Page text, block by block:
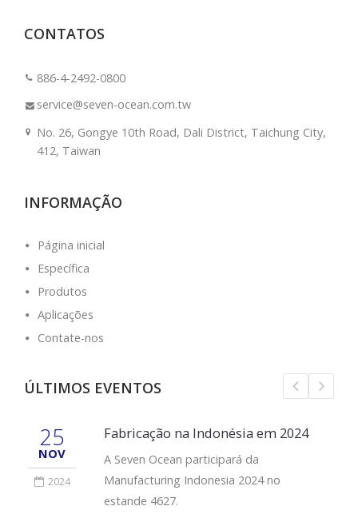
CONTATOS
886-4-2492-0800
service@seven-ocean.com.tw
No. 26, Gongye 10th Road, Dali District, Taichung City,
412, Taiwan
INFORMAÇÃO
Página inicial
Específica
Produtos
Aplicações
Contate-nos
ÚLTIMOS EVENTOS
25
NOV
2024
Fabricação na Indonésia em 2024
A Seven Ocean participará da
Manufacturing Indonesia 2024 no
estande 4627.